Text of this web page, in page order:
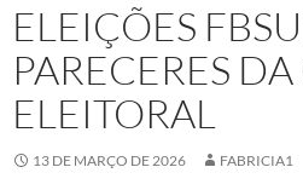
ELEIÇÕES
PARECERES
ELEITORAL
13 DE MARÇO DE 2026 FABRICIA1